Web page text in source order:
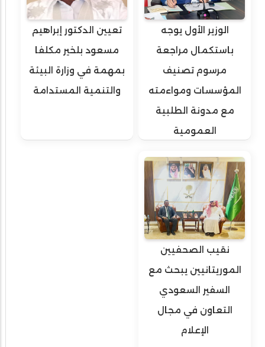
الوزير الأول يوجه
باستكمال مراجعة
مرسوم تصنيف
المؤسسات ومواءمته
مع مدونة الطلبية
العمومية
تعيين الدكتور إبراهيم
مسعود بلخير مكلفا
بمهمة في وزارة البيئة
والتنمية المستدامة
نقيب الصحفيين
الموريتانيين يبحث مع
السفير السعودي
التعاون في مجال
الإعلام